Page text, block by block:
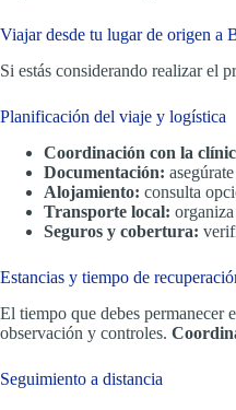
Viajar desde tu lugar de origen a
Si estás considerando realizar el
Planificación del viaje y logística
Coordinación con la
Documentación:
Alojamiento: consulta
Transporte local:
Seguros y cobertura:
Estancias y tiempo de
El tiempo que debes permanecer
observación y controles.
Seguimiento a distancia